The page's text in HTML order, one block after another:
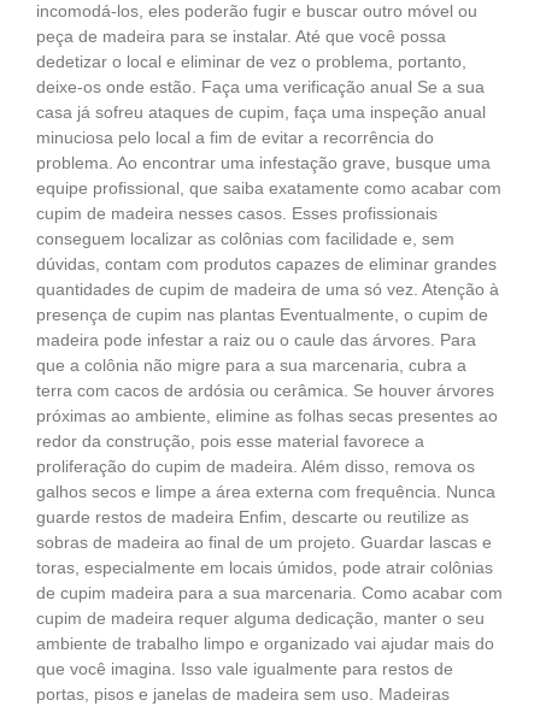
incomodá-los, eles poderão fugir e buscar outro móvel ou
peça de madeira para se instalar. Até que você possa
dedetizar o local e eliminar de vez o problema, portanto,
deixe-os onde estão. Faça uma verificação anual Se a sua
casa já sofreu ataques de cupim, faça uma inspeção anual
minuciosa pelo local a fim de evitar a recorrência do
problema. Ao encontrar uma infestação grave, busque uma
equipe profissional, que saiba exatamente como acabar com
cupim de madeira nesses casos. Esses profissionais
conseguem localizar as colônias com facilidade e, sem
dúvidas, contam com produtos capazes de eliminar grandes
quantidades de cupim de madeira de uma só vez. Atenção à
presença de cupim nas plantas Eventualmente, o cupim de
madeira pode infestar a raiz ou o caule das árvores. Para
que a colônia não migre para a sua marcenaria, cubra a
terra com cacos de ardósia ou cerâmica. Se houver árvores
próximas ao ambiente, elimine as folhas secas presentes ao
redor da construção, pois esse material favorece a
proliferação do cupim de madeira. Além disso, remova os
galhos secos e limpe a área externa com frequência. Nunca
guarde restos de madeira Enfim, descarte ou reutilize as
sobras de madeira ao final de um projeto. Guardar lascas e
toras, especialmente em locais úmidos, pode atrair colônias
de cupim madeira para a sua marcenaria. Como acabar com
cupim de madeira requer alguma dedicação, manter o seu
ambiente de trabalho limpo e organizado vai ajudar mais do
que você imagina. Isso vale igualmente para restos de
portas, pisos e janelas de madeira sem uso. Madeiras